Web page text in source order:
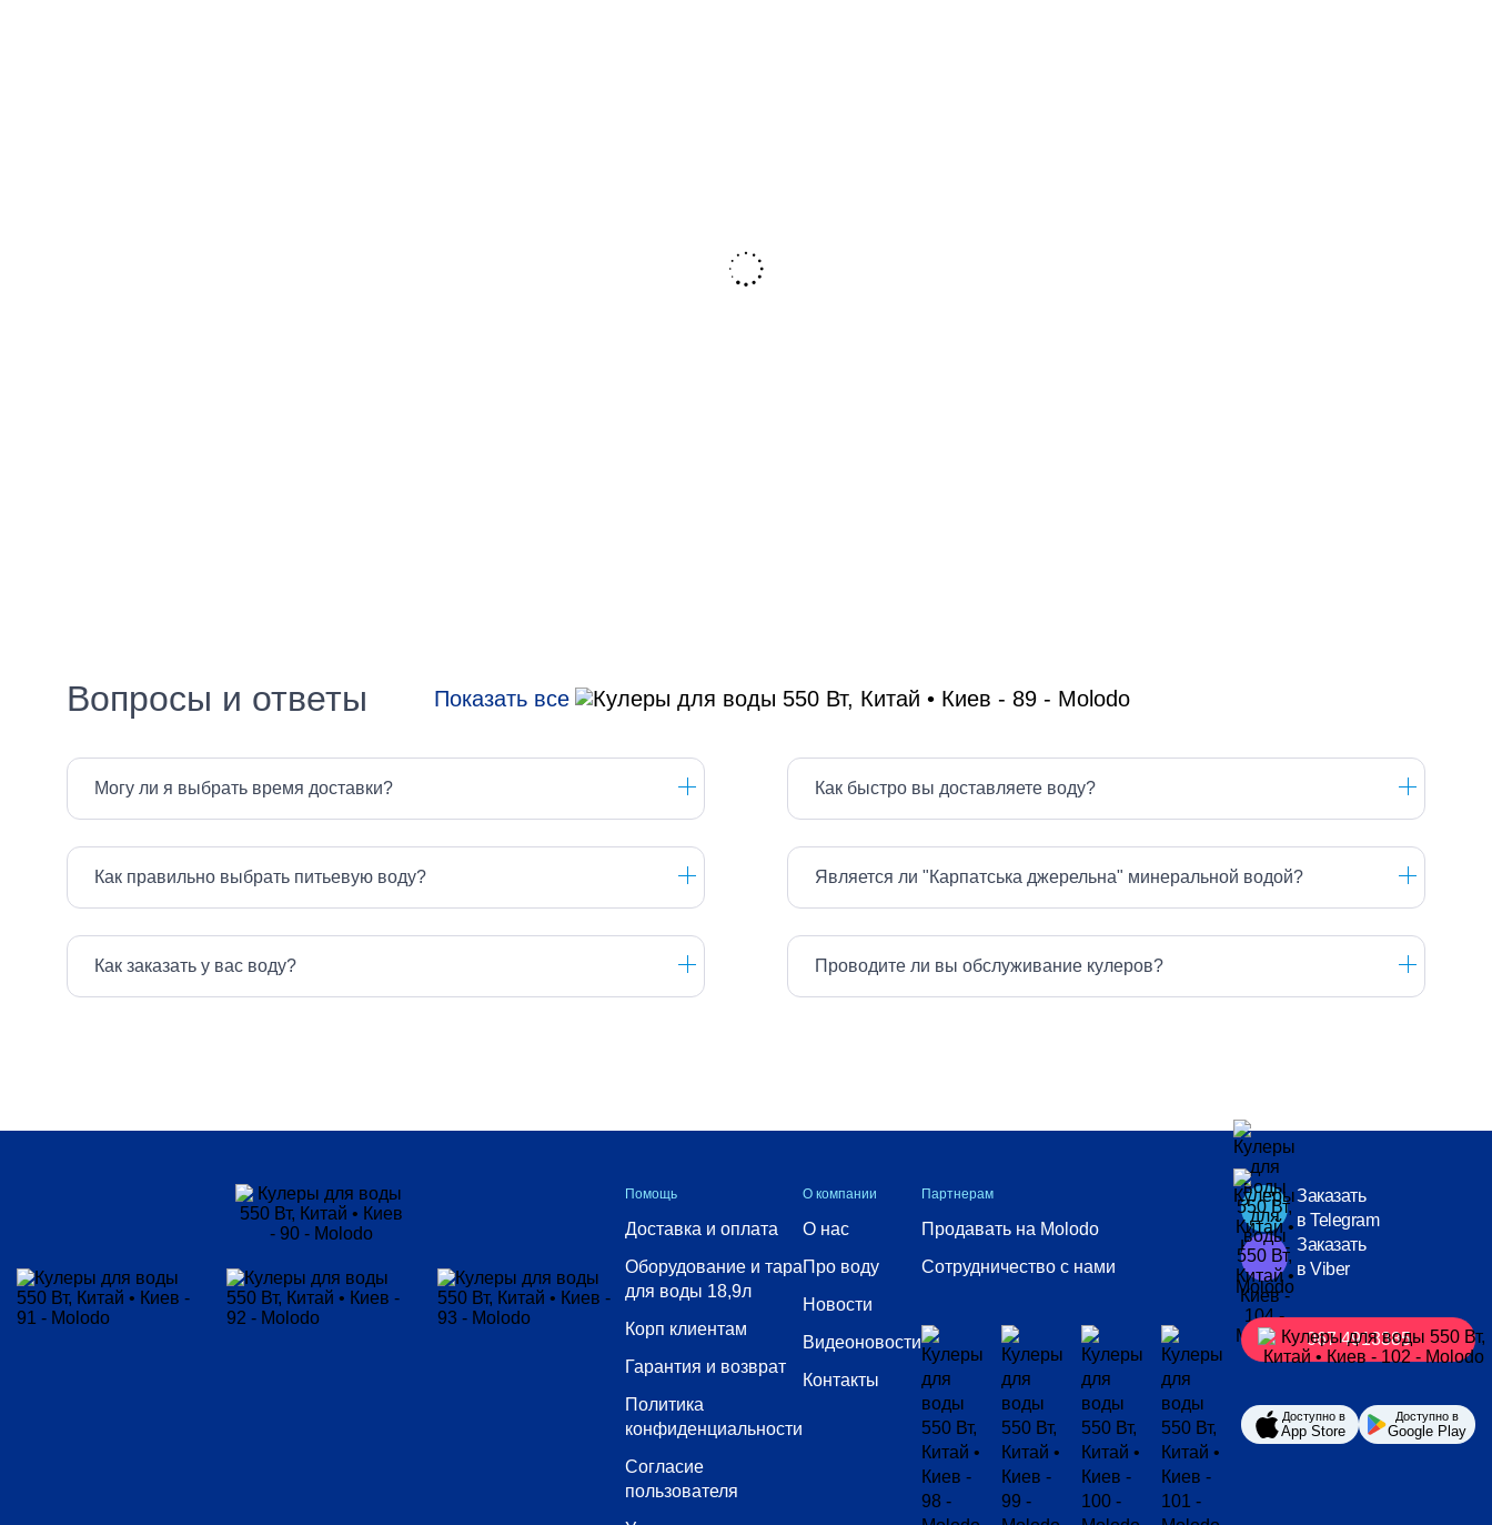
Вопросы и ответы Показать все
Могу ли я выбрать время доставки? Как быстро вы доставляете воду?
Как правильно выбрать питьевую воду? Является ли "Карпатська джерельна" минеральной водой?
Как заказать у вас воду? Проводите ли вы обслуживание кулеров?
Помощь
Доставка и оплата
Оборудование и тара
для воды 18,9л
Корп клиентам
Гарантия и возврат
Политика
конфиденциальности
Согласие
пользователя
О компании
О нас
Про воду
Новости
Видеоновости
Контакты
Партнерам
Продавать на Molodo
Сотрудничество с нами
067 4913385
Заказать
в Telegram
Заказать
в Viber
Доступно в
App Store
Доступно в
Google Play